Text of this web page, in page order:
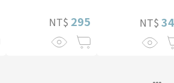
NT$ 295
《茶館裡的嫌疑
人》續作】
NT$